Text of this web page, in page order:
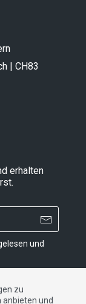
| CH83
erhalten
und
zu
anbieten und